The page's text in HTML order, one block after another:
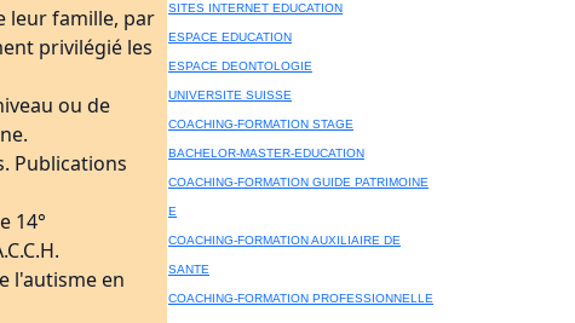
leur famille, par
privilégié les
ou de
Publications
14°
l'autisme en
SITES INTERNET EDUCATION
ESPACE EDUCATION
ESPACE DEONTOLOGIE
UNIVERSITE SUISSE
COACHING-FORMATION STAGE
BACHELOR-MASTER-EDUCATION
COACHING-FORMATION GUIDE PATRIMOINE
E
COACHING-FORMATION AUXILIAIRE DE
SANTE
COACHING-FORMATION PROFESSIONNELLE